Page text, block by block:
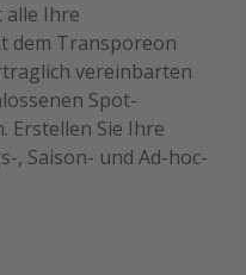
alle Ihre
dem Transporeon
vereinbarten
Spot-
Erstellen Sie Ihre
, Saison- und Ad-hoc-